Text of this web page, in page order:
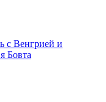
с Венгрией и
Бовта